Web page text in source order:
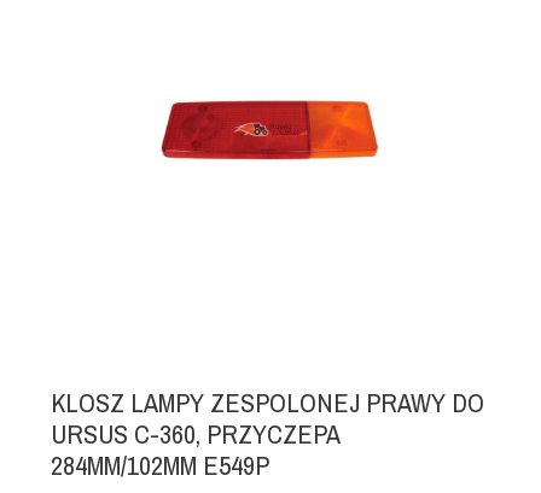
KLOSZ LAMPY ZESPOLONEJ PRAWY DO
URSUS C-360, PRZYCZEPA
284MM/102MM E549P